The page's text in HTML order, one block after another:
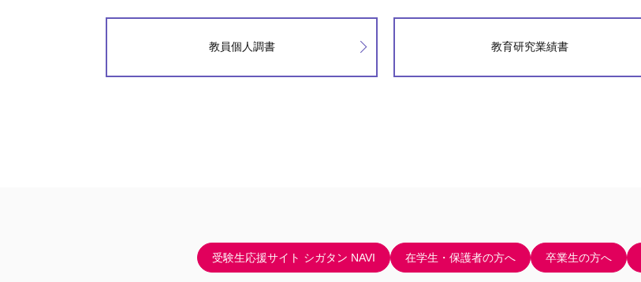
教員個人調書 教育研究業績書
受験生応援サイト シガタン NAVI 在学生・保護者の方へ 卒業生の方へ